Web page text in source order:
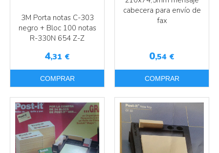
3M Porta notas C-303
negro + Bloc 100 notas
R-330N 654 Z-Z
4,31 €
COMPRAR
cabecera para envío de
fax
0,54 €
COMPRAR
Más info
Más info